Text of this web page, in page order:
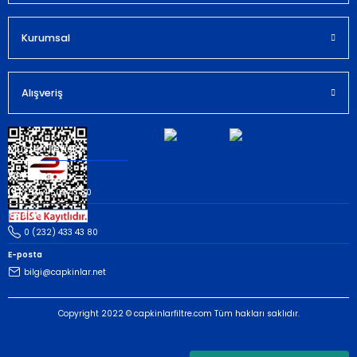
Kurumsal
Alışveriş
Müşteri İletişim
Whatsapp
(535) 503 43 80
Telefon
0 (232) 433 43 80
E-posta
bilgi@capkinlar.net
Copyright 2022 © capkinlarfiltre.com Tüm hakları saklıdır.